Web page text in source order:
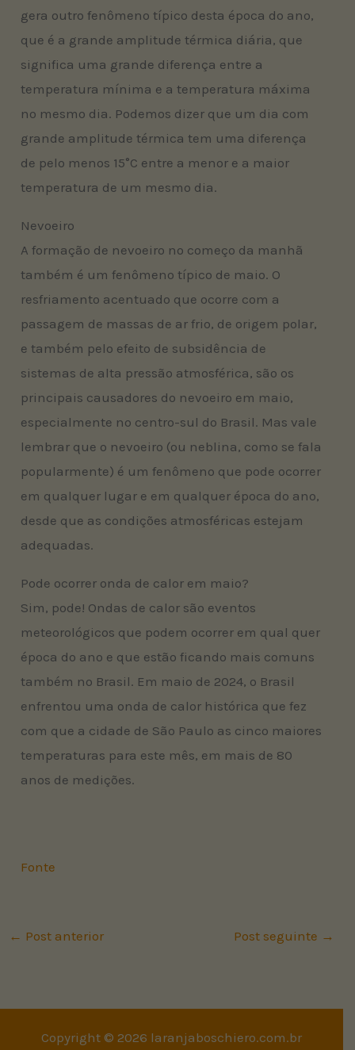
gera outro fenômeno típico desta época do ano,
que é a grande amplitude térmica diária, que
significa uma grande diferença entre a
temperatura mínima e a temperatura máxima
no mesmo dia. Podemos dizer que um dia com
grande amplitude térmica tem uma diferença
de pelo menos 15°C entre a menor e a maior
temperatura de um mesmo dia.
Nevoeiro
A formação de nevoeiro no começo da manhã
também é um fenômeno típico de maio. O
resfriamento acentuado que ocorre com a
passagem de massas de ar frio, de origem polar,
e também pelo efeito de subsidência de
sistemas de alta pressão atmosférica, são os
principais causadores do nevoeiro em maio,
especialmente no centro-sul do Brasil. Mas vale
lembrar que o nevoeiro (ou neblina, como se fala
popularmente) é um fenômeno que pode ocorrer
em qualquer lugar e em qualquer época do ano,
desde que as condições atmosféricas estejam
adequadas.
Pode ocorrer onda de calor em maio?
Sim, pode! Ondas de calor são eventos
meteorológicos que podem ocorrer em qual quer
época do ano e que estão ficando mais comuns
também no Brasil. Em maio de 2024, o Brasil
enfrentou uma onda de calor histórica que fez
com que a cidade de São Paulo as cinco maiores
temperaturas para este mês, em mais de 80
anos de medições.
Fonte
← Post anterior Post seguinte →
Copyright © 2026 laranjaboschiero.com.br